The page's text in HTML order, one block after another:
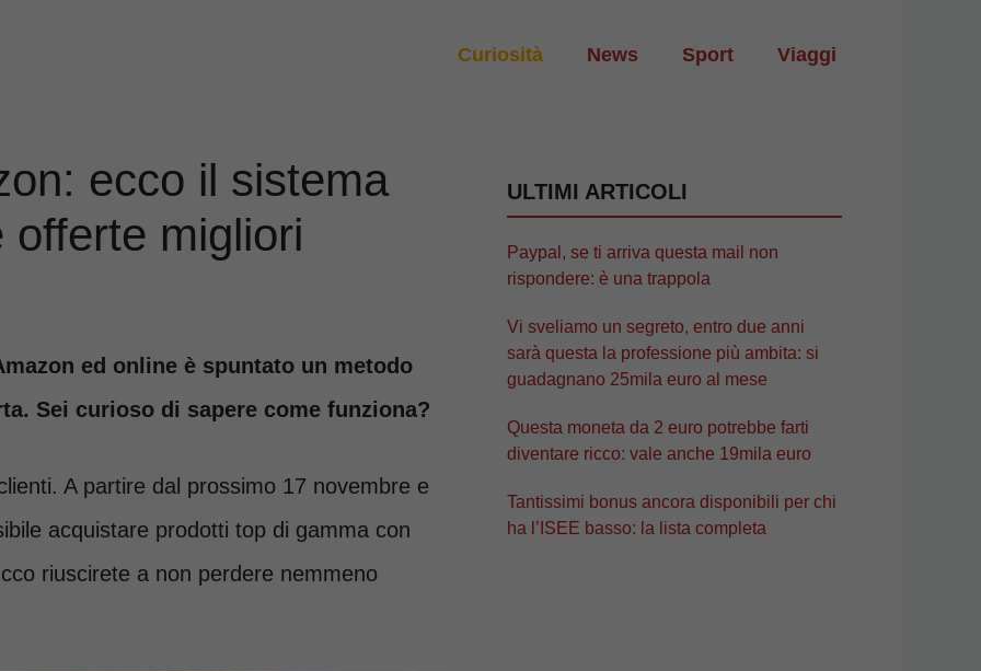
Curiosità News Sport Viaggi
ecco il sistema
offerte migliori
ed online è spuntato un metodo
Sei curioso di sapere come funziona?
A partire dal prossimo 17 novembre e
acquistare prodotti top di gamma con
riuscirete a non perdere nemmeno
ULTIMI ARTICOLI
Paypal, se ti arriva questa mail non
rispondere: è una trappola
Vi sveliamo un segreto, entro due anni
sarà questa la professione più ambita: si
guadagnano 25mila euro al mese
Questa moneta da 2 euro potrebbe farti
diventare ricco: vale anche 19mila euro
Tantissimi bonus ancora disponibili per chi
ha l’ISEE basso: la lista completa